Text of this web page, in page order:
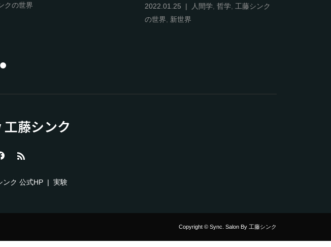
クの世界
2022.01.25 人間学, 哲学, 工藤シンク
の世界
新世界
藤シンク
ンク 公式HP 実験
Copyright © Sync. Salon By 工藤シンク